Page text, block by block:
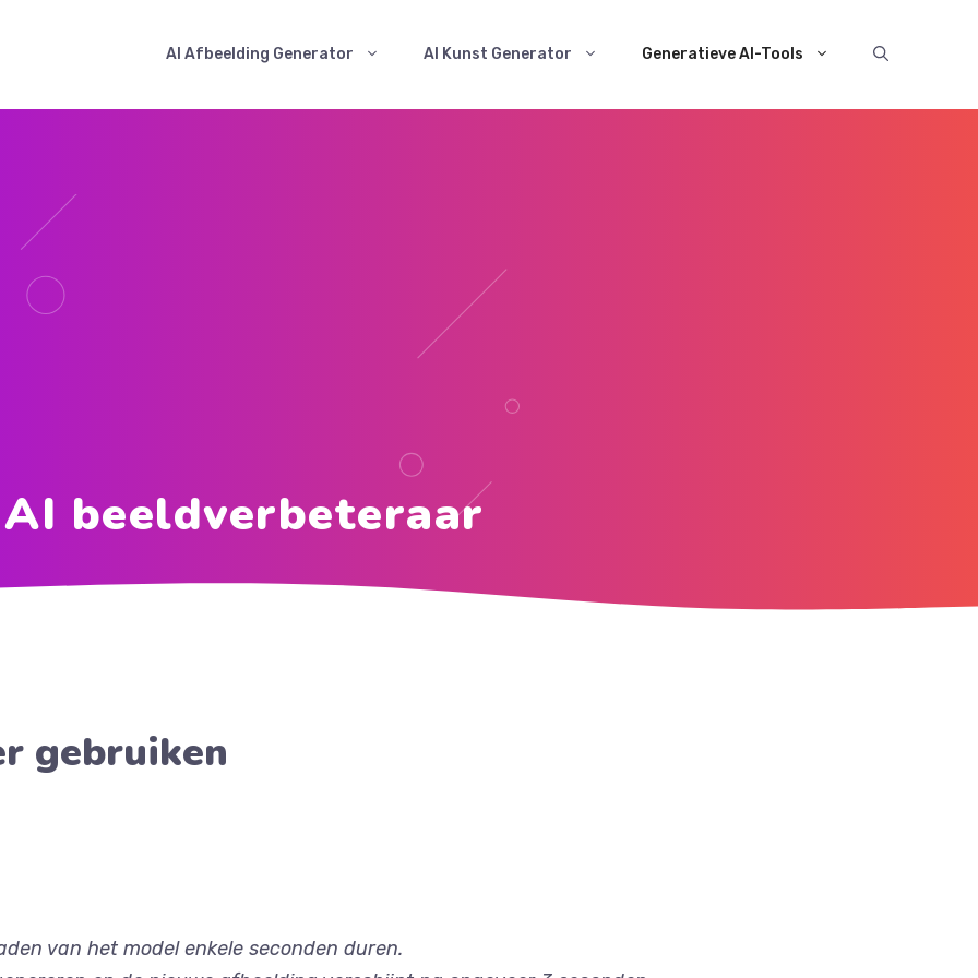
AI Afbeelding Generator AI Kunst Generator Generatieve AI-Tools
AI beeldverbeteraar
gebruiken
van het model enkele seconden duren.